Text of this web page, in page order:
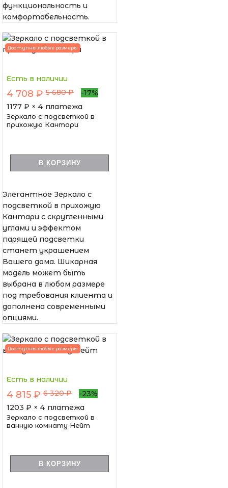
функциональность и
комфортабельность.
Доступны любые размеры
Есть в наличии
4 708 ₽ 5 680 ₽
-17%
1177 ₽ × 4 платежа
Зеркало с подсветкой в
прихожую Кантари
В КОРЗИНУ
Элегантное Зеркало с
подсветкой в прихожую
Кантари с скругленными
углами и эффектом
парящей подсветки
станет украшением
Вашего дома. Шикарная
модель может быть
выбрана в любом размере
под требования клиента и
дополнена современными
опциями.
Доступны любые размеры
Есть в наличии
4 815 ₽ 6 320 ₽
-23%
1203 ₽ × 4 платежа
Зеркало с подсветкой в
ванную комнату Нейт
В КОРЗИНУ